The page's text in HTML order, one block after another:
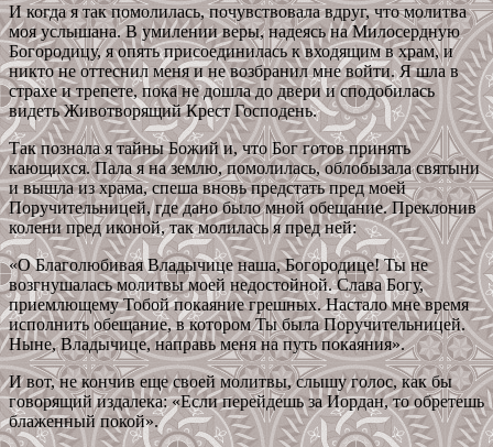
И когда я так помолилась, почувствовала вдруг, что молитва
моя услышана. В умилении веры, надеясь на Милосердную
Богородицу, я опять присоединилась к входящим в храм, и
никто не оттеснил меня и не возбранил мне войти. Я шла в
страхе и трепете, пока не дошла до двери и сподобилась
видеть Животворящий Крест Господень.
Так познала я тайны Божий и, что Бог готов принять
кающихся. Пала я на землю, помолилась, облобызала святыни
и вышла из храма, спеша вновь предстать пред моей
Поручительницей, где дано было мной обещание. Преклонив
колени пред иконой, так молилась я пред ней:
«О Благолюбивая Владычице наша, Богородице! Ты не
возгнушалась молитвы моей недостойной. Слава Богу,
приемлющему Тобой покаяние грешных. Настало мне время
исполнить обещание, в котором Ты была Поручительницей.
Ныне, Владычице, направь меня на путь покаяния».
И вот, не кончив еще своей молитвы, слышу голос, как бы
говорящий издалека: «Если перейдешь за Иордан, то обретешь
блаженный покой».